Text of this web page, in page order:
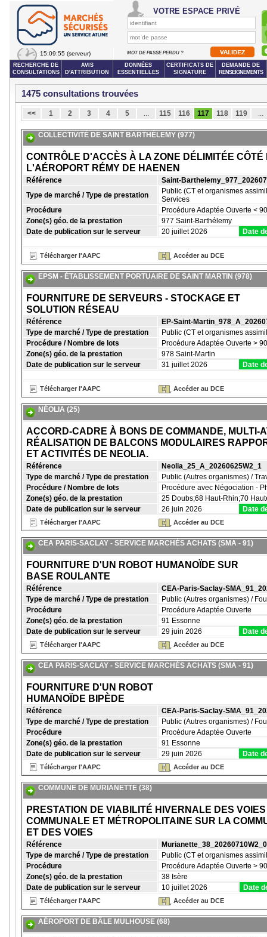
15:09:55 (serveur)
VOTRE ESPACE PRIVÉ
MOT DE PASSE PERDU ?
RECHERCHE DE
CONSULTATIONS
AVIS
D'ATTRIBUTION
DONNÉES
ESSENTIELLES
CERTIFICATS DE
SIGNATURE
DEMANDE DE
RENSEIGNEMENTS
1475 consultations trouvées
<< 1 2 3 4 5 ... 115 116 117 118 119 ...
COLLECTIVITÉ DE SAINT BARTHÉLEMY (977)
CONTRÔLE D'ACCÈS À LA ZONE DÉLIMITÉE CÔTÉ
L'AÉROPORT RÉMY DE HAENEN
Référence
Saint-
Type de marché / Type de prestation
Public (CT et organismes
Services
Procédure
Procédure Adaptée Ouverte <
Zone(s) géo. de la prestation
977 Saint-Barthélemy
Date de publication sur le serveur
20 juillet 2026 Date
Télécharger l'AAPC Accéder au DCE
EPSM - ÉTABLISSEMENT PORTUAIRE DE SAINT MARTIN (978)
FOURNITURE DE SERVEURS - STOCKAGE ET
SOLUTION RÉSEAU
Référence
EP-Saint-
Type de marché / Type de prestation
Public (CT et organismes
Procédure / Nombre de lots
Procédure Adaptée Ouverte >
Zone(s) géo. de la prestation
978 Saint-Martin
Date de publication sur le serveur
31 juillet 2026 Date
Télécharger l'AAPC Accéder au DCE
NÉOLIA (25)
ACCORD-CADRE À BONS DE COMMANDE, MULTI-
RÉALISATION DE BALCONS MODULAIRES
ET ACTIVITÉS DE NEOLIA.
Référence
Neolia_25_A_20260625W2_1
Type de marché / Type de prestation
Public (Autres organismes) /
Procédure / Nombre de lots
Procédure avec Négociation -
Zone(s) géo. de la prestation
25 Doubs;68 Haut-Rhin;70
Date de publication sur le serveur
26 juin 2026 Date
Télécharger l'AAPC Accéder au DCE
CEA PARIS-SACLAY - SERVICE MARCHÉS ACHATS (SMA - 91)
FOURNITURE D'UN ROBOT HUMANOÏDE SUR
BASE ROULANTE
Référence
CEA-Paris-Saclay-
Type de marché / Type de prestation
Public (Autres organismes) /
Procédure
Procédure Adaptée Ouverte
Zone(s) géo. de la prestation
91 Essonne
Date de publication sur le serveur
29 juin 2026 Date
Télécharger l'AAPC Accéder au DCE
CEA PARIS-SACLAY - SERVICE MARCHÉS ACHATS (SMA - 91)
FOURNITURE D'UN ROBOT
HUMANOÏDE BIPÈDE
Référence
CEA-Paris-Saclay-
Type de marché / Type de prestation
Public (Autres organismes) /
Procédure
Procédure Adaptée Ouverte
Zone(s) géo. de la prestation
91 Essonne
Date de publication sur le serveur
29 juin 2026 Date
Télécharger l'AAPC Accéder au DCE
COMMUNE DE MURIANETTE (38)
PRESTATION DE VIABILITÉ HIVERNALE DES
COMMUNALE ET MÉTROPOLITAINE SUR LA
ET DES VOIES
Référence
Type de marché / Type de prestation
Public (CT et organismes
Procédure
Procédure Adaptée Ouverte >
Zone(s) géo. de la prestation
38 Isère
Date de publication sur le serveur
10 juillet 2026 Date
Télécharger l'AAPC Accéder au DCE
AÉROPORT DE BÂLE MULHOUSE (68)